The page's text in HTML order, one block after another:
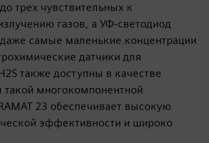
трех чувствительных к
газов, а УФ-светодиод
самые маленькие концентрации
датчики для
также доступны в качестве
такой многокомпонентной
23 обеспечивает высокую
эффективности и широко